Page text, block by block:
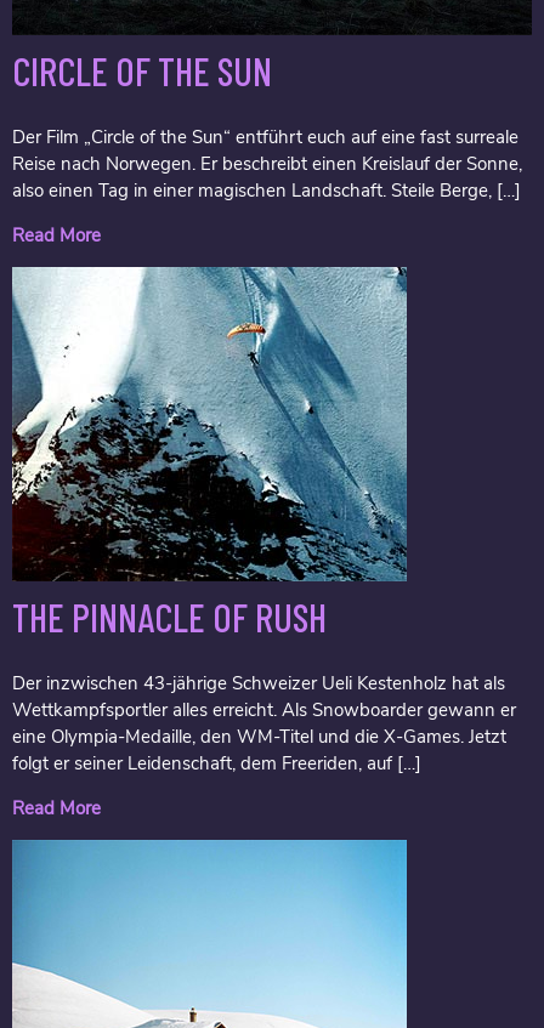
CIRCLE OF THE SUN
Der Film „Circle of the Sun“ entführt euch auf eine fast surreale
Reise nach Norwegen. Er beschreibt einen Kreislauf der Sonne,
also einen Tag in einer magischen Landschaft. Steile Berge, […]
Read More
THE PINNACLE OF RUSH
Der inzwischen 43-jährige Schweizer Ueli Kestenholz hat als
Wettkampfsportler alles erreicht. Als Snowboarder gewann er
eine Olympia-Medaille, den WM-Titel und die X-Games. Jetzt
folgt er seiner Leidenschaft, dem Freeriden, auf […]
Read More